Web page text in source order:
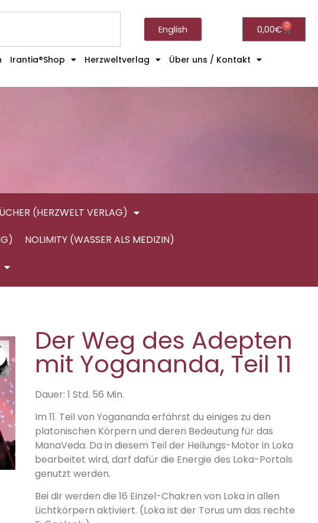
English 0,00€ 0
Irantia®Shop Herzweltverlag
Über uns / Kontakt
(HERZWELT VERLAG)
NOLIMITY (WASSER ALS MEDIZIN)
Der Weg des Adepten
mit Yogananda, Teil 11
Dauer: 1 Std. 56 Min.
Im 11. Teil von Yogananda erfährst du einiges zu den
platonischen Körpern und deren Bedeutung für das
ManaVeda. Da in diesem Teil der Heilungs-Motor in Loka
bearbeitet wird, darf dafür die Energie des Loka-Portals
genutzt werden.
Bei dir werden die 16 Einzel-Chakren von Loka in allen
Lichtkörpern aktiviert. (Loka ist der Torus um das rechte